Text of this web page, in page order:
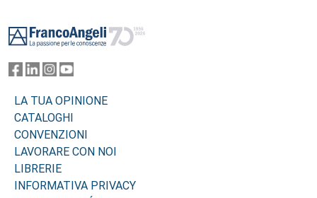
LA TUA OPINIONE
CATALOGHI
CONVENZIONI
LAVORARE CON NOI
LIBRERIE
INFORMATIVA PRIVACY